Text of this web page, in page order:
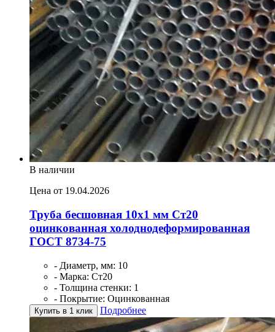
В наличии
Цена от 19.04.2026
Труба бесшовная 10х1 мм Ст20
оцинкованная холоднодеформированная
ГОСТ 8734-75
- Диаметр, мм: 10
- Марка: Ст20
- Толщина стенки: 1
- Покрытие: Оцинкованная
Купить в 1 клик Подробнее